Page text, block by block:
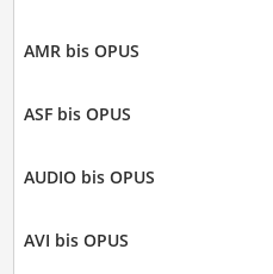
AMR bis OPUS
ASF bis OPUS
AUDIO bis OPUS
AVI bis OPUS